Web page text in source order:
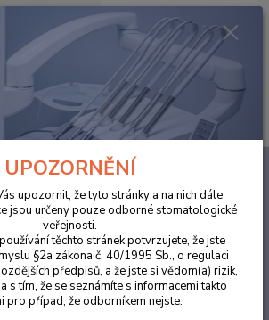
Hledat
za 0,00 Kč
heslo
UPOZORNĚNÍ
upozornit, že tyto stránky a na nich dále
jsou určeny pouze odborné stomatologické
veřejnosti.
těchto stránek potvrzujete, že jste
§2a zákona č. 40/1995 Sb., o regulaci
předpisů, a že jste si vědom(a) rizik,
s tím, že se seznámíte s informacemi takto
pro případ, že odborníkem nejste.